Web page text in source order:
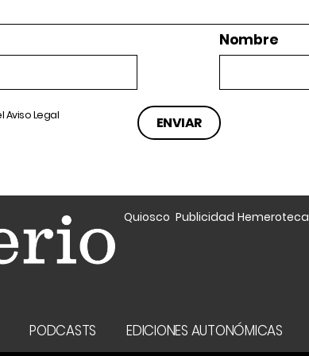
Nombre
Aviso Legal
Quiosco Publicidad Hemeroteca
PODCASTS EDICIONES AUTONÓMICAS